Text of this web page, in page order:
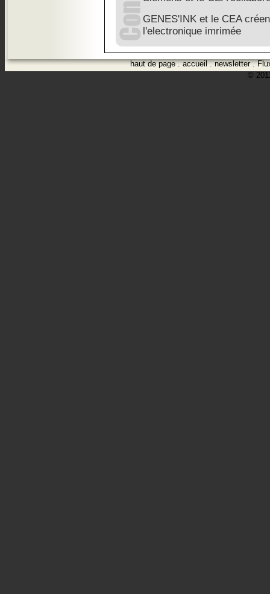
GENES'INK et le CEA
l'electronique imrimée
haut de page.accueil.newsletter.
©